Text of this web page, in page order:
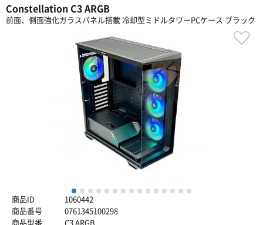
Constellation C3 ARGB
前面、側面強化ガラスパネル搭載 冷却型ミドルタワーPCケース ブラック
1 2 3 4 5 6 7 8 9 10 11 12 13 14
商品ID
1060442
商品番号
0761345100298
商品型番
C3 ARGB